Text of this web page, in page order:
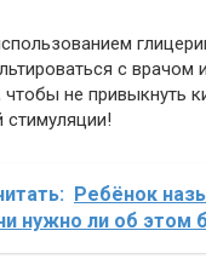
с врачом
чтобы не привыкнуть
стимуляции!
Ребёнок
нужно ли об этом